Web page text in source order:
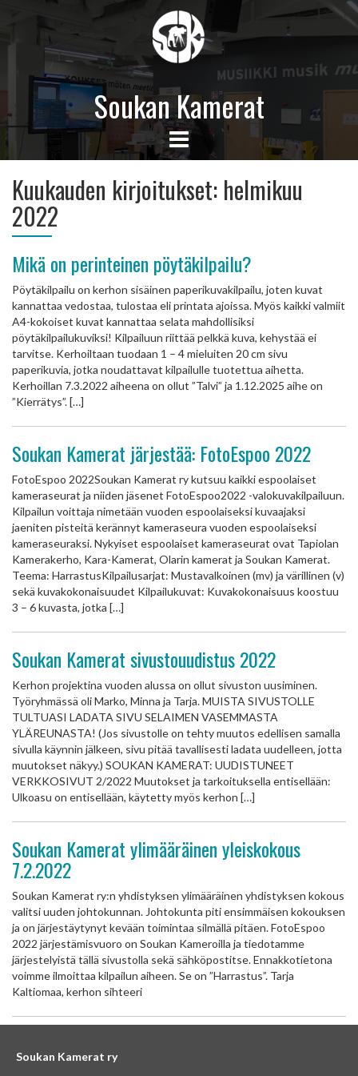
Soukan Kamerat
Kuukauden kirjoitukset: helmikuu
2022
Mikä on perinteinen pöytäkilpailu?
Pöytäkilpailu on kerhon sisäinen paperikuvakilpailu, joten kuvat
kannattaa vedostaa, tulostaa eli printata ajoissa. Myös kaikki valmiit
A4-kokoiset kuvat kannattaa selata mahdollisiksi
pöytäkilpailukuviksi! Kilpailuun riittää pelkkä kuva, kehystää ei
tarvitse. Kerhoiltaan tuodaan 1 – 4 mieluiten 20 cm sivu
paperikuvia, jotka noudattavat kilpailulle tuotettua aihetta.
Kerhoillan 7.3.2022 aiheena on ollut ”Talvi” ja 1.12.2025 aihe on
”Kierrätys”. […]
Soukan Kamerat järjestää: FotoEspoo 2022
FotoEspoo 2022Soukan Kamerat ry kutsuu kaikki espoolaiset
kameraseurat ja niiden jäsenet FotoEspoo2022 -valokuvakilpailuun.
Kilpailun voittaja nimetään vuoden espoolaiseksi kuvaajaksi
jaeniten pisteitä kerännyt kameraseura vuoden espoolaiseksi
kameraseuraksi. Nykyiset espoolaiset kameraseurat ovat Tapiolan
Kamerakerho, Kara-Kamerat, Olarin kamerat ja Soukan Kamerat.
Teema: HarrastusKilpailusarjat: Mustavalkoinen (mv) ja värillinen (v)
sekä kuvakokonaisuudet Kilpailukuvat: Kuvakokonaisuus koostuu
3 – 6 kuvasta, jotka […]
Soukan Kamerat sivustouudistus 2022
Kerhon projektina vuoden alussa on ollut sivuston uusiminen.
Työryhmässä oli Marko, Minna ja Tarja. MUISTA SIVUSTOLLE
TULTUASI LADATA SIVU SELAIMEN VASEMMASTA
YLÄREUNASTA! (Jos sivustolle on tehty muutos edellisen samalla
sivulla käynnin jälkeen, sivu pitää tavallisesti ladata uudelleen, jotta
muutokset näkyy.) SOUKAN KAMERAT: UUDISTUNEET
VERKKOSIVUT 2/2022 Muutokset ja tarkoituksella entisellään:
Ulkoasu on entisellään, käytetty myös kerhon […]
Soukan Kamerat ylimääräinen yleiskokous
7.2.2022
Soukan Kamerat ry:n yhdistyksen ylimääräinen yhdistyksen kokous
valitsi uuden johtokunnan. Johtokunta piti ensimmäisen kokouksen
ja on järjestäytynyt kevään toimintaa silmällä pitäen. FotoEspoo
2022 järjestämisvuoro on Soukan Kameroilla ja tiedotamme
järjestelyistä tällä sivustolla sekä sähköpostitse. Ennakkotietona
voimme ilmoittaa kilpailun aiheen. Se on ”Harrastus”. Tarja
Kaltiomaa, kerhon sihteeri
Soukan Kamerat ry